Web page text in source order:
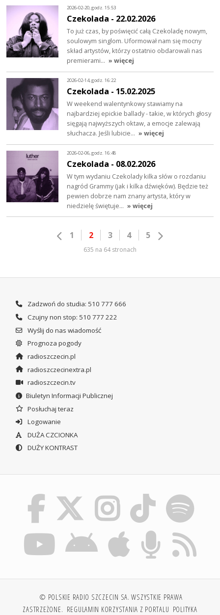
2026-02-20, godz. 15:53
Czekolada - 22.02.2026
To już czas, by poświęcić całą Czekoladę nowym,
soulowym singlom. Uformował nam się mocny
skład artystów, którzy ostatnio obdarowali nas
premierami… » więcej
2026-02-14, godz. 16:22
Czekolada - 15.02.2025
W weekend walentynkowy stawiamy na
najbardziej epickie ballady - takie, w których głosy
sięgają najwyższych oktaw, a emocje zalewają
słuchacza. Jeśli lubicie… » więcej
2026-02-06, godz. 16:48
Czekolada - 08.02.2026
W tym wydaniu Czekolady kilka słów o rozdaniu
nagród Grammy (jak i kilka dźwięków). Będzie też
pewien dobrze nam znany artysta, który w
niedzielę świętuje… » więcej
1 2 3 4 5
635 na 64 stronach
Zadzwoń do studia: 510 777 666
Czujny non stop: 510 777 222
Wyślij do nas wiadomość
Prognoza pogody
radioszczecin.pl
radioszczecinextra.pl
radioszczecin.tv
Biuletyn Informacji Publicznej
Posłuchaj teraz
Logowanie
DUŻA CZCIONKA
DUŻY KONTRAST
© POLSKIE RADIO SZCZECIN SA. WSZYSTKIE PRAWA
ZASTRZEŻONE. REGULAMIN KORZYSTANIA Z PORTALU POLITYKA